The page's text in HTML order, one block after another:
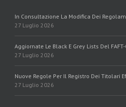
In Consultazione La Modifica Dei
27 Luglio 2026
Aggiornate Le Black E Grey Lists Del FAFT-
27 Luglio 2026
Nuove Regole Per Il Registro Dei Titolari
27 Luglio 2026